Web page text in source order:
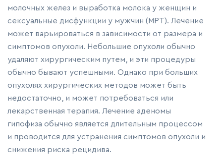
молочных желез и выработка молока у женщин и
сексуальные дисфункции у мужчин (МРТ). Лечение
может варьироваться в зависимости от размера и
симптомов опухоли. Небольшие опухоли обычно
удаляют хирургическим путем, и эти процедуры
обычно бывают успешными. Однако при больших
опухолях хирургических методов может быть
недостаточно, и может потребоваться или
лекарственная терапия. Лечение аденомы
гипофиза обычно является длительным процессом
и проводится для устранения симптомов опухоли и
снижения риска рецидива.